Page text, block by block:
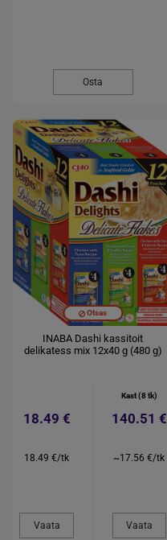
Osta
Otsas
INABA Dashi kassitoit
delikatess mix 12x40 g (480 g)
18.49 €
18.49 €/tk
Vaata
Kast (8 tk)
140.51 €
~17.56 €/tk
Vaata